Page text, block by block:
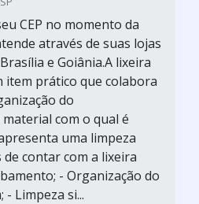
CEP no momento da
através de suas lojas
e Goiânia.A lixeira
item prático que colabora
do
com o qual é
uma limpeza
contar com a lixeira
- Organização do
Limpeza si...